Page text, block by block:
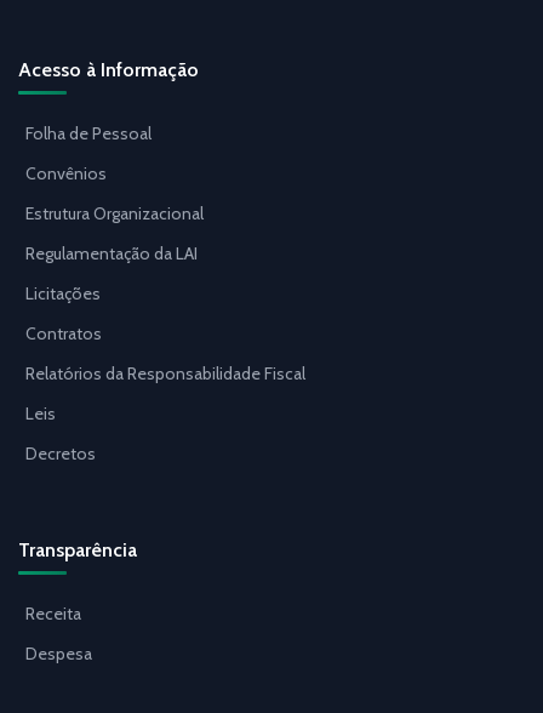
Acesso à Informação
Folha de Pessoal
Convênios
Estrutura Organizacional
Regulamentação da LAI
Licitações
Contratos
Relatórios da Responsabilidade Fiscal
Leis
Decretos
Transparência
Receita
Despesa